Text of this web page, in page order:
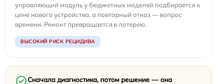
управляющий модуль у бюджетных моделей подбирается к
цене нового устройства, а повторный отказ — вопрос
времени. Ремонт превращается в лотерею.
ВЫСОКИЙ РИСК РЕЦИДИВА
Сначала диагностика, потом решение — она